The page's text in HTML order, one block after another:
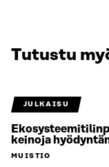
Tutustu
JULKAISU
keinoja
MUISTIO